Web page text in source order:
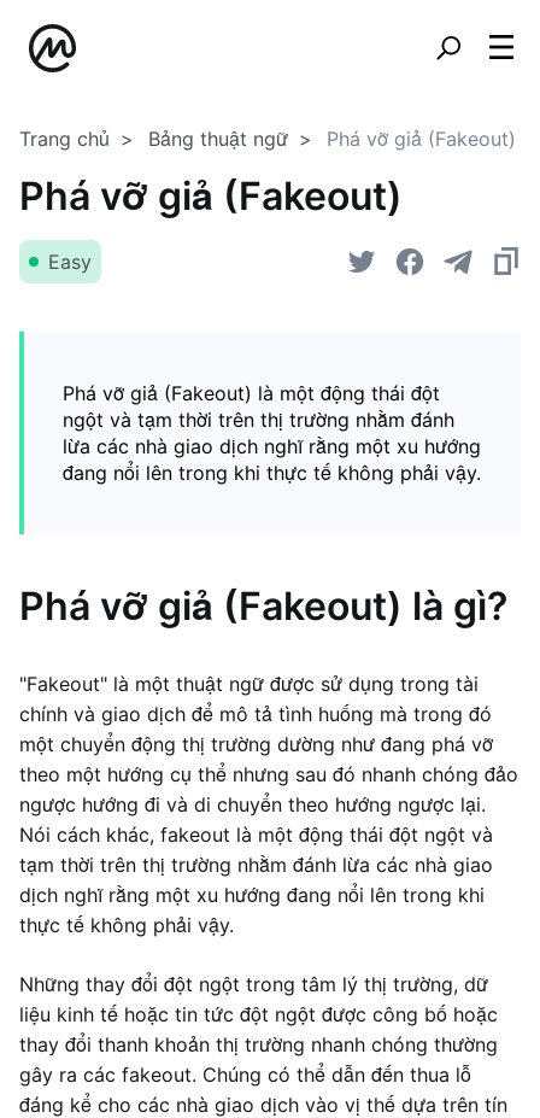
Trang chủ Bảng thuật ngữ Phá vỡ giả (Fakeout)
Phá vỡ giả (Fakeout)
Easy
Phá vỡ giả (Fakeout) là một động thái đột
ngột và tạm thời trên thị trường nhằm đánh
lừa các nhà giao dịch nghĩ rằng một xu hướng
đang nổi lên trong khi thực tế không phải vậy.
Phá vỡ giả (Fakeout) là gì?
"Fakeout" là một thuật ngữ được sử dụng trong tài
chính và giao dịch để mô tả tình huống mà trong đó
một chuyển động thị trường dường như đang phá vỡ
theo một hướng cụ thể nhưng sau đó nhanh chóng đảo
ngược hướng đi và di chuyển theo hướng ngược lại.
Nói cách khác, fakeout là một động thái đột ngột và
tạm thời trên thị trường nhằm đánh lừa các nhà giao
dịch nghĩ rằng một xu hướng đang nổi lên trong khi
thực tế không phải vậy.
Những thay đổi đột ngột trong tâm lý thị trường, dữ
liệu kinh tế hoặc tin tức đột ngột được công bố hoặc
thay đổi thanh khoản thị trường nhanh chóng thường
gây ra các fakeout. Chúng có thể dẫn đến thua lỗ
đáng kể cho các nhà giao dịch vào vị thế dựa trên tín